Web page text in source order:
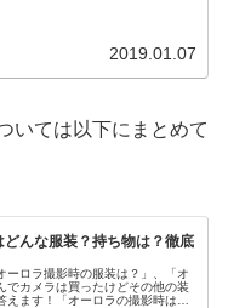
2019.01.07
いては以下にまとめて
んな服装？持ち物は？徹底
ーロラ撮影時の服装は？」、「オ
でカメラは買ったけどその他の装
ます！「オーロラの撮影時はど